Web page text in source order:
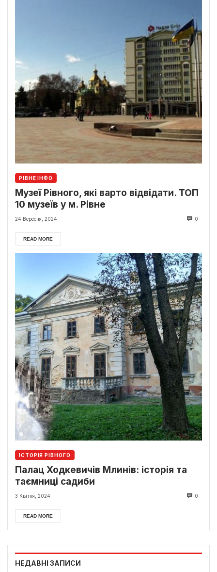
РІВНЕ ІНФО
Музеї Рівного, які варто відвідати. ТОП
10 музеїв у м. Рівне
24 Вересня, 2024 0
READ MORE
ІСТОРІЯ РІВНОГО
Палац Ходкевичів Млинів: історія та
таємниці садиби
3 Квітня, 2024 0
READ MORE
НЕДАВНІ ЗАПИСИ